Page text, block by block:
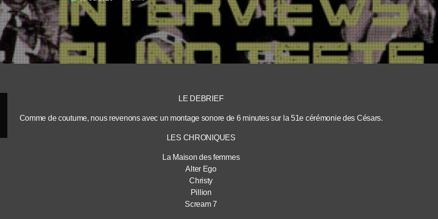
LE DEBRIEF
Comme de coutume, nous revenons avec un montage sonore de 6 minutes sur la 51e cérémonie des Césars.
LES CHRONIQUES
La Maison des femmes
Alter Ego
Christy
Pillion
Scream 7